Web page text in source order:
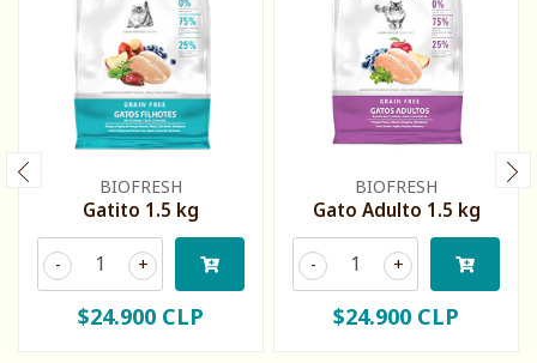
BIOFRESH
Gatito 1.5 kg
+
-
$24.900 CLP
BIOFRESH
Gato Adulto 1.5 kg
+
-
$24.900 CLP